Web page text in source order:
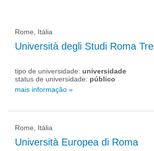
Rome, Itália
Università degli Studi Roma Tre
tipo de universidade: universidade
status de universidade: público
mais informação »
Rome, Itália
Università Europea di Roma